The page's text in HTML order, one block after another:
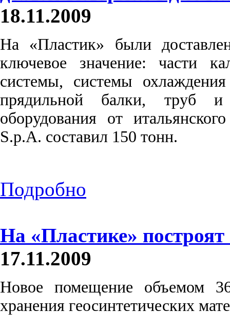
18.11.2009
На «Пластик» были
ключевое значение: части
системы, системы
прядильной балки, труб
оборудования от
S.p.A. составил 150 тонн.
Подробно
На «Пластике»
17.11.2009
Новое помещение объемом
хранения геосинтетических